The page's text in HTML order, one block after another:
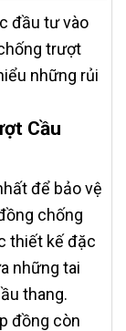
đầu tư vào
trượt
những rủi
Cầu
để bảo vệ
chống
thiết kế đặc
những tai
thang.
đồng còn